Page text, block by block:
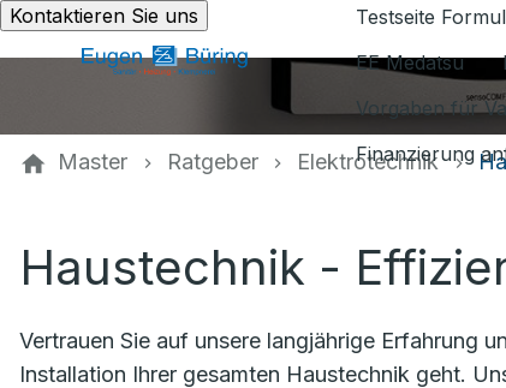
Kontaktieren Sie uns Testseite
EE Medatsu
Vorgaben für
Finanzierung
Master Ratgeber Elektrotechnik
Haustechnik -
Vertrauen Sie auf unsere langjährige Erfahrung
Installation Ihrer gesamten Haustechnik geht.